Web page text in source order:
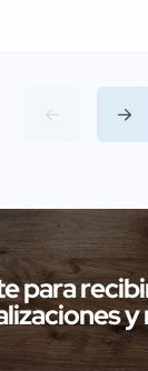
Protección de la
de la
llevado a cabo
de Cáceres
delitos […]
para
y